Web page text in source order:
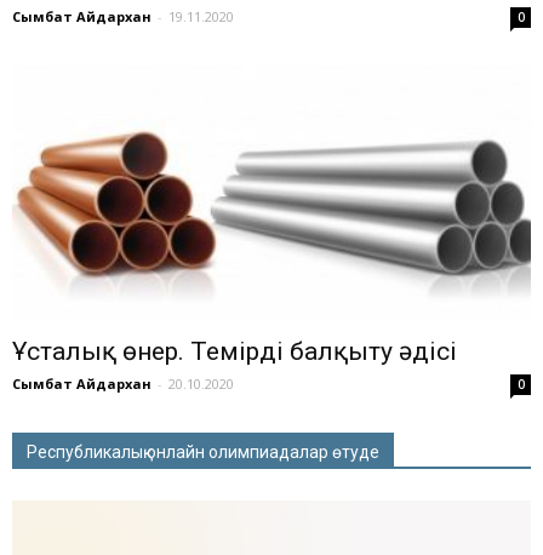
Сымбат Айдархан - 19.11.2020 0
Ұсталық өнер. Темірді балқыту әдісі
Сымбат Айдархан - 20.10.2020 0
Республикалық онлайн олимпиадалар өтуде